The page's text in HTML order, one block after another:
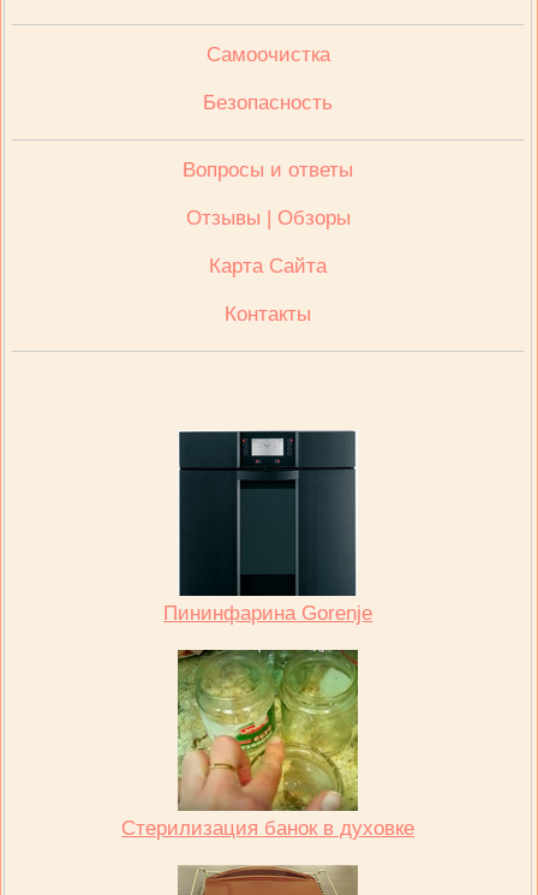
Cамоочистка
Безопасность
Вопросы и ответы
Отзывы | Обзоры
Карта Сайта
Контакты
Пининфарина Gorenje
Стерилизация банок в духовке